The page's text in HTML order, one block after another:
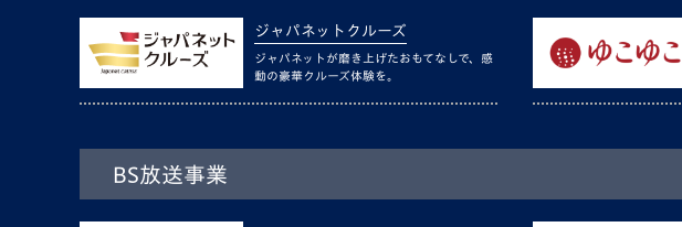
ジャパネットクルーズ
ジャパネットが磨き上げたおもてなしで、感
動の豪華クルーズ体験を。
BS放送事業